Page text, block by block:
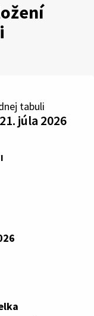
tabuli
júla 2026